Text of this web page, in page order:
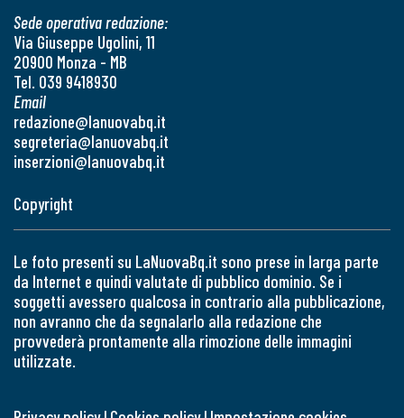
Sede operativa redazione:
Via Giuseppe Ugolini, 11
20900 Monza - MB
Tel. 039 9418930
Email
redazione@lanuovabq.it
segreteria@lanuovabq.it
inserzioni@lanuovabq.it
Copyright
Le foto presenti su LaNuovaBq.it sono prese in larga parte
da Internet e quindi valutate di pubblico dominio. Se i
soggetti avessero qualcosa in contrario alla pubblicazione,
non avranno che da segnalarlo alla redazione che
provvederà prontamente alla rimozione delle immagini
utilizzate.